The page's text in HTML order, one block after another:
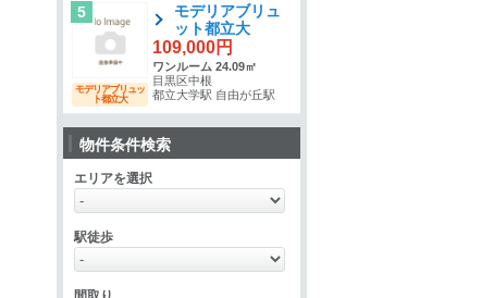
5
モデリアブリュッ
ト都立大
モデリアブリュ
ット都立大
109,000円
ワンルーム 24.09㎡
目黒区中根
都立大学駅 自由が丘駅
物件条件検索
エリアを選択
駅徒歩